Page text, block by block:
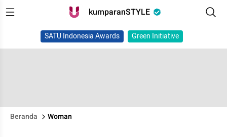
kumparanSTYLE
SATU Indonesia Awards Green Initiative
Beranda Woman